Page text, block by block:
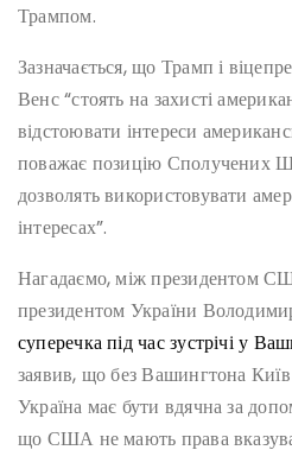
Трампом.
Зазначається, що Трамп і
Венс “стоять на захисті
відстоювати інтереси
поважає позицію Сполучених
дозволять використовувати
інтересах”.
Нагадаємо, між президентом
президентом України
суперечка під час зустрічі у
заявив, що без Вашингтона
Україна має бути вдячна за
що США не мають права